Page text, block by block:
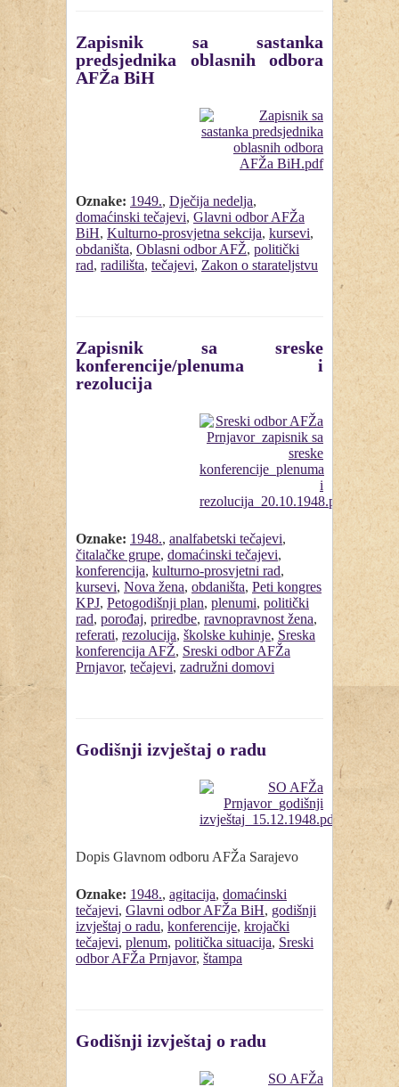
Zapisnik sa sastanka
predsjednika oblasnih odbora
AFŽa BiH
Oznake: 1949., Dječija nedelja,
domaćinski tečajevi, Glavni odbor AFŽa
BiH, Kulturno-prosvjetna sekcija, kursevi,
obdaništa, Oblasni odbor AFŽ, politički
rad, radilišta, tečajevi, Zakon o starateljstvu
Zapisnik sa sreske
konferencije/plenuma i
rezolucija
Oznake: 1948., analfabetski tečajevi,
čitalačke grupe, domaćinski tečajevi,
konferencija, kulturno-prosvjetni rad,
kursevi, Nova žena, obdaništa, Peti kongres
KPJ, Petogodišnji plan, plenumi, politički
rad, porođaj, priredbe, ravnopravnost žena,
referati, rezolucija, školske kuhinje, Sreska
konferencija AFŽ, Sreski odbor AFŽa
Prnjavor, tečajevi, zadružni domovi
Godišnji izvještaj o radu
Dopis Glavnom odboru AFŽa Sarajevo
Oznake: 1948., agitacija, domaćinski
tečajevi, Glavni odbor AFŽa BiH, godišnji
izvještaj o radu, konferencije, krojački
tečajevi, plenum, politička situacija, Sreski
odbor AFŽa Prnjavor, štampa
Godišnji izvještaj o radu